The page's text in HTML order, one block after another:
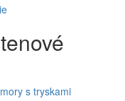
s tryskami